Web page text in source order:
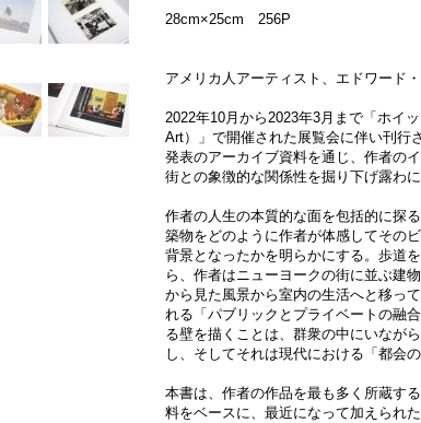
28cm×25cm 256P
アメリカ人アーティスト、​エドワード
2022年10月から2023年3月まで「ホイ
Art）」で開催された展覧会に伴い刊行
発表のアーカイブ資料を通じ、作者の
街との象徴的な関係性を掘り下げ露わに
作者の人生の本質的な面を包括的に探
築物をどのように作者が体感してその
背景となったかを明らかにする。歩道
ら、作者はニューヨークの街に並ぶ建
から見た風景から室内の生活へと移っ
れる「パブリックとプライベートの融
る壁を描くことは、群衆の中にいなが
し、そしてそれは現代における「都会
本書は、作者の作品を最も多く所蔵す
料をベースに、最近になって加えられ